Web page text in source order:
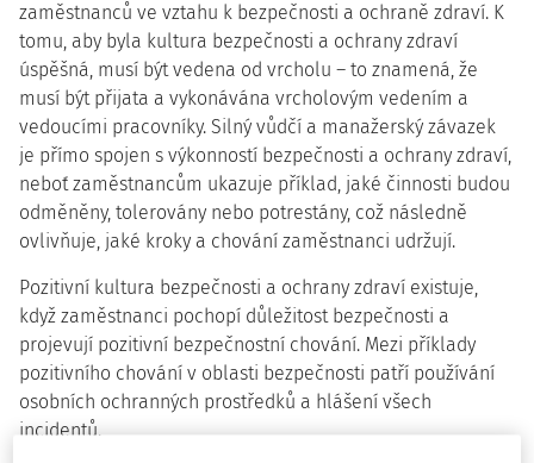
zaměstnanců ve vztahu k bezpečnosti a ochraně zdraví. K
tomu, aby byla kultura bezpečnosti a ochrany zdraví
úspěšná, musí být vedena od vrcholu – to znamená, že
musí být přijata a vykonávána vrcholovým vedením a
vedoucími pracovníky. Silný vůdčí a manažerský závazek
je přímo spojen s výkonností bezpečnosti a ochrany zdraví,
neboť zaměstnancům ukazuje příklad, jaké činnosti budou
odměněny, tolerovány nebo potrestány, což následně
ovlivňuje, jaké kroky a chování zaměstnanci udržují.
Pozitivní kultura bezpečnosti a ochrany zdraví existuje,
když zaměstnanci pochopí důležitost bezpečnosti a
projevují pozitivní bezpečnostní chování. Mezi příklady
pozitivního chování v oblasti bezpečnosti patří používání
osobních ochranných prostředků a hlášení všech
incidentů.